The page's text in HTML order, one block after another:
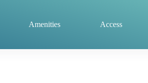
Amenities Access